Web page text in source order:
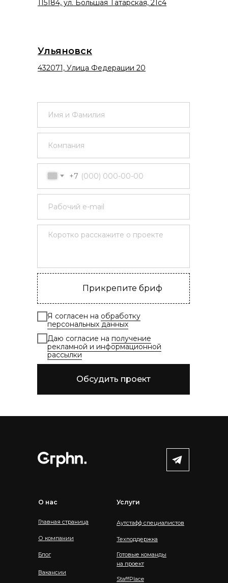
115184, ул. Большая Татарская, 21с4
432071, Улица Федерации 20
Ульяновск
+7
Прикрепите бриф
Я согласен на обработку
персональных данных
Даю согласие на получение
рекламной и информационной
рассылки
Обсудить проект
О нас
Главная страница
О компании
Блог
Вакансии
Услуги
Готовые команды
на проект
Аутстафф специалистов
Техподдержка
StaffPlace